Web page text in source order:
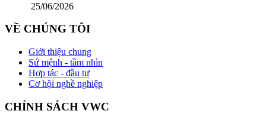
25/06/2026
VỀ CHÚNG TÔI
Giới thiệu chung
Sứ mệnh - tầm nhìn
Hợp tác - đầu tư
Cơ hội nghề nghiệp
CHÍNH SÁCH VWC